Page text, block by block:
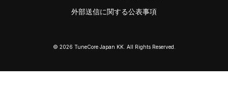
外部送信に関する公表事項
© 2026 TuneCore Japan KK. All Rights Reserved.